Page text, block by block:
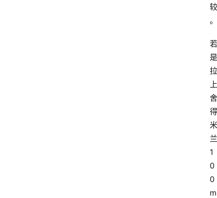
较
。
若
是
拉
上
舍
得
米
兰
1
0
0
m